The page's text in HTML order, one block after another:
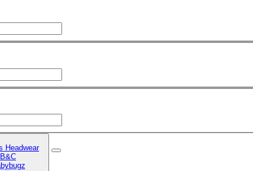
Headwear
B&C